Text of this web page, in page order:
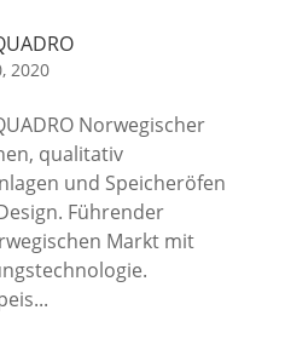
2020
Norwegischer
qualitativ
und Speicheröfen
Führender
Markt mit